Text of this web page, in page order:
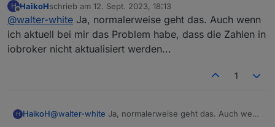
stromverbrauch auslesen?
Ich wollte mich benachrichtigen lassen wenn die
Waschmaschine fertig ist, kann dieser Adapter mir
die Daten liefern?
H
Offline
HaikoHschrieb am 12. Sept. 2023, 18:13
zuletzt editiert von
@walter-white Ja, normalerweise geht das. Auch wenn
ich aktuell bei mir das Problem habe, dass die Zahlen in
iobroker nicht aktualisiert werden...
1
H HaikoH@walter-white Ja, normalerweise geht das. Auch wenn